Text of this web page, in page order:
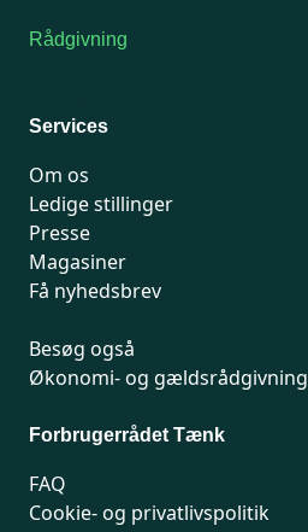
Rådgivning
Services
Om os
Ledige stillinger
Presse
Magasiner
Få nyhedsbrev
Besøg også
Økonomi- og gældsrådgivning
Forbrugerrådet Tænk
FAQ
Cookie- og privatlivspolitik